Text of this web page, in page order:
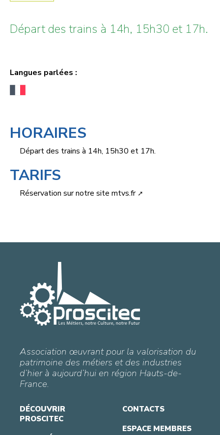
Départ des trains à 14h, 15h30 et 17h.
Langues parlées :
HORAIRES
Départ des trains à 14h, 15h30 et 17h.
TARIFS
Réservation sur notre site mtvs.fr
Association œuvrant pour la valorisation du
patrimoine des métiers et des industries
d’hier à aujourd’hui en région Hauts-de-
France.
DÉCOUVRIR
PROSCITEC
CONTACTS
ESPACE MEMBRES